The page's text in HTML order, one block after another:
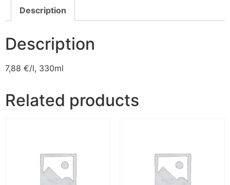
Description
Description
7,88 €/l, 330ml
Related products